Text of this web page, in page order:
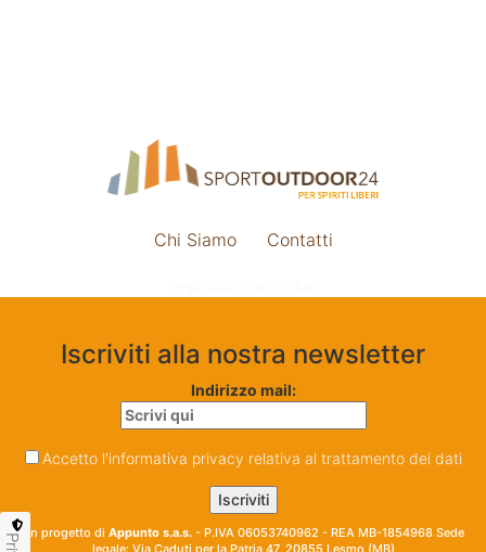
Chi Siamo Contatti
Iscriviti alla nostra newsletter
Indirizzo mail:
Accetto l'informativa privacy relativa al trattamento dei dati
Un progetto di Appunto s.a.s. - P.IVA 06053740962 - REA MB-1854968 Sede
legale: Via Caduti per la Patria 47, 20855 Lesmo (MB)